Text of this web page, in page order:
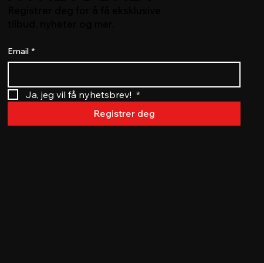
Email *
Ja, jeg vil få nyhetsbrev! *
Registrer deg